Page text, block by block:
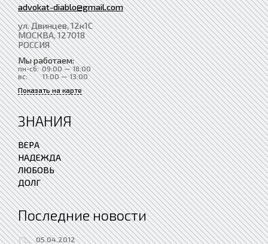
advokat-diablo@gmail.com
ул. Двинцев, 12к1С
МОСКВА, 127018
РОССИЯ
Мы работаем:
пн-сб: 09:00 — 18:00
вс:
11:00 — 13:00
Показать на карте
ЗНАНИЯ
ВЕРА
НАДЕЖДА
ЛЮБОВЬ
ДОЛГ
Последние новости
05.04.2012